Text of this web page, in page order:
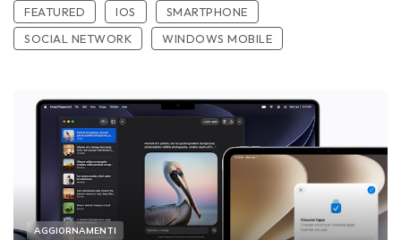
FEATURED
IOS
SMARTPHONE
SOCIAL NETWORK
WINDOWS MOBILE
AGGIORNAMENTI